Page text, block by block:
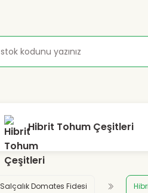
Hibrit Tohum Çeşitleri
Salçalık Domates Fidesi